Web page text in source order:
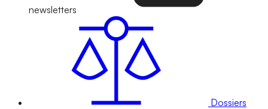
newsletters
Dossiers